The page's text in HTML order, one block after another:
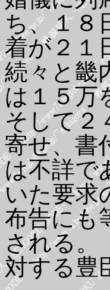
ち、１８
着が２１
続々と畿
は１５万
そして２
寄せ、書
は不詳で
いた要求
布告にも
される。
対する豊